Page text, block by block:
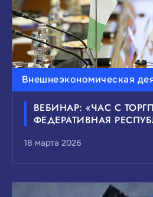
Внешнеэкономическая
ВЕБИНАР: «ЧАС С
ФЕДЕРАТИВНАЯ
18 марта 2026